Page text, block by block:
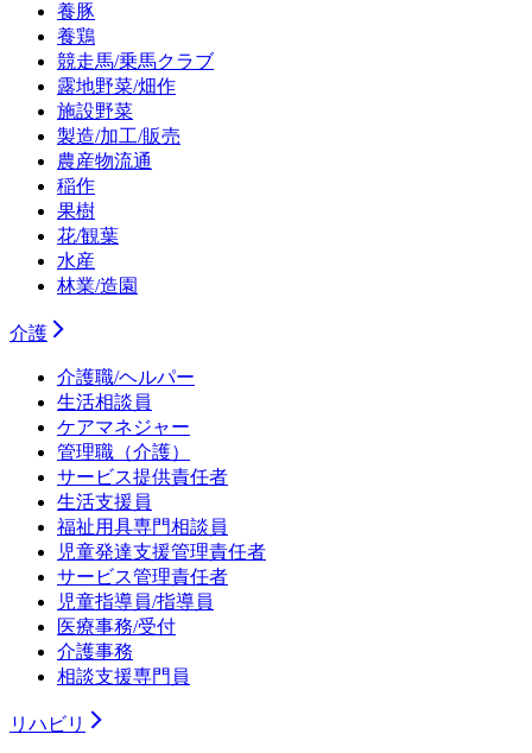
養豚
養鶏
競走馬/乗馬クラブ
露地野菜/畑作
施設野菜
製造/加工/販売
農産物流通
稲作
果樹
花/観葉
水産
林業/造園
介護
介護職/ヘルパー
生活相談員
ケアマネジャー
管理職（介護）
サービス提供責任者
生活支援員
福祉用具専門相談員
児童発達支援管理責任者
サービス管理責任者
児童指導員/指導員
医療事務/受付
介護事務
相談支援専門員
リハビリ